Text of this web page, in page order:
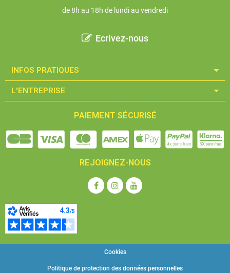
de 8h au 18h de lundi au vendredi
Ecrivez-nous
INFOS PRATIQUES​
L'ENTREPRISE​
PAIEMENT SÉCURISÉ
REJOIGNEZ-NOUS
Politique de protection des données personnelles
Cookies